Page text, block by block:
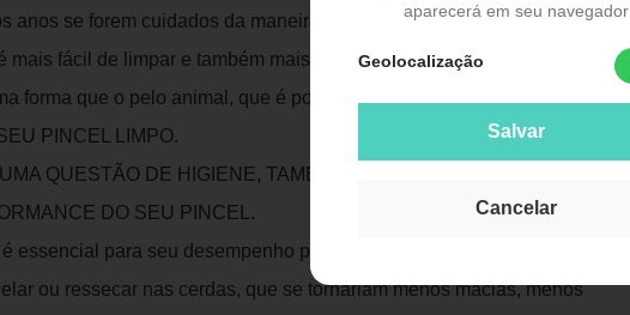
aparecerá em seu navegador
Geolocalização
Salvar
Cancelar
anos se forem cuidados da maneira correta.
mais fácil de limpar e também mais higiênico, pois não retém as
forma que o pelo animal, que é poroso.
PINCEL LIMPO.
QUESTÃO DE HIGIENE, TAMBÉM É ESSENCIAL PARA OBTER
DO SEU PINCEL.
é essencial para seu desempenho porque a maquiagem em pó ou em
ou ressecar nas cerdas, que se tornariam menos macias, menos